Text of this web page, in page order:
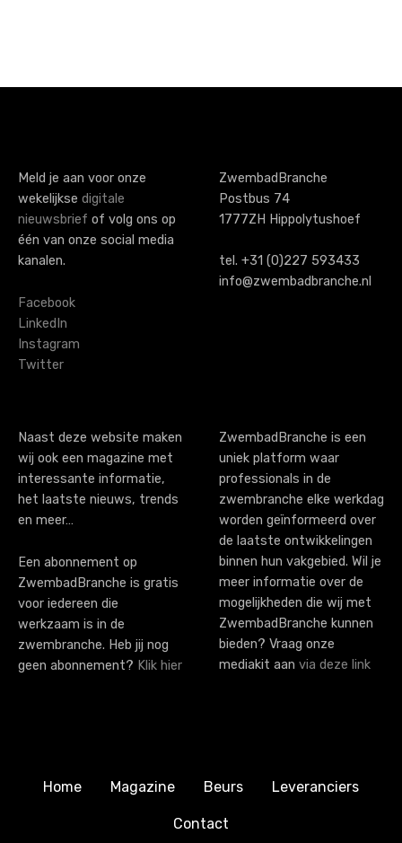
Meld je aan voor onze
wekelijkse digitale
nieuwsbrief of volg ons op
één van onze social media
kanalen.
Facebook
LinkedIn
Instagram
Twitter
ZwembadBranche
Postbus 74
1777ZH Hippolytushoef
tel. +31 (0)227 593433
info@zwembadbranche.nl
Naast deze website maken
wij ook een magazine met
interessante informatie,
het laatste nieuws, trends
en meer…
Een abonnement op
ZwembadBranche is gratis
voor iedereen die
werkzaam is in de
zwembranche. Heb jij nog
geen abonnement? Klik hier
ZwembadBranche is een
uniek platform waar
professionals in de
zwembranche elke werkdag
worden geïnformeerd over
de laatste ontwikkelingen
binnen hun vakgebied. Wil je
meer informatie over de
mogelijkheden die wij met
ZwembadBranche kunnen
bieden? Vraag onze
mediakit aan via deze link
Home Magazine Beurs Leveranciers
Contact